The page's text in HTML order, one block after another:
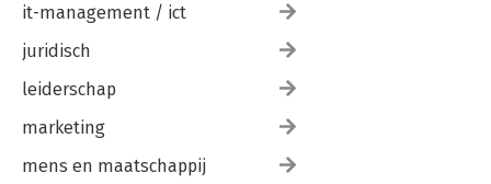
it-management / ict
juridisch
leiderschap
marketing
mens en maatschappij